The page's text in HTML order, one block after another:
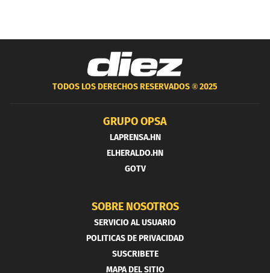
TODOS LOS DERECHOS RESERVADOS ®2025
GRUPO OPSA
LAPRENSA.HN
ELHERALDO.HN
GOTV
SOBRE NOSOTROS
SERVICIO AL USUARIO
POLITICAS DE PRIVACIDAD
SUSCRIBETE
MAPA DEL SITIO